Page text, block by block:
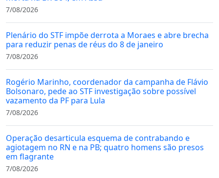
7/08/2026
Plenário do STF impõe derrota a Moraes e abre brecha
para reduzir penas de réus do 8 de janeiro
7/08/2026
Rogério Marinho, coordenador da campanha de Flávio
Bolsonaro, pede ao STF investigação sobre possível
vazamento da PF para Lula
7/08/2026
Operação desarticula esquema de contrabando e
agiotagem no RN e na PB; quatro homens são presos
em flagrante
7/08/2026